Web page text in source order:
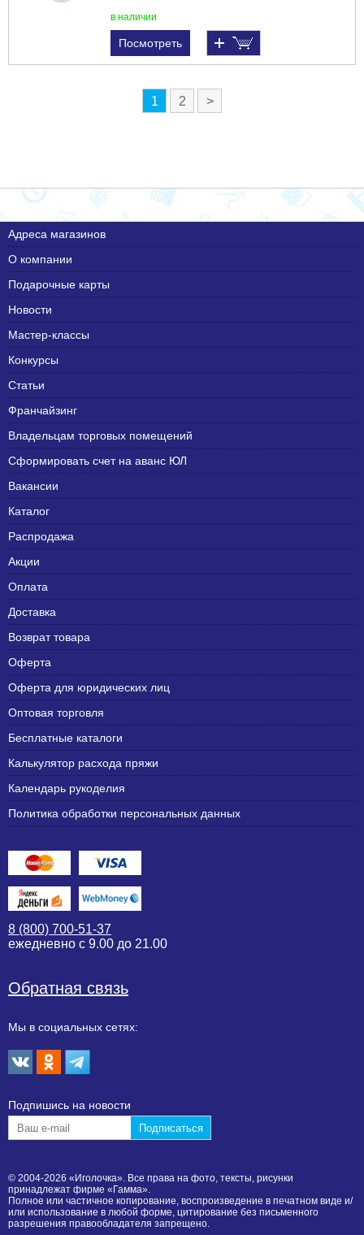
в наличии
Посмотреть
1 2 >
Адреса магазинов
О компании
Подарочные карты
Новости
Мастер-классы
Конкурсы
Статьи
Франчайзинг
Владельцам торговых помещений
Сформировать счет на аванс ЮЛ
Вакансии
Каталог
Распродажа
Акции
Оплата
Доставка
Возврат товара
Оферта
Оферта для юридических лиц
Оптовая торговля
Бесплатные каталоги
Калькулятор расхода пряжи
Календарь рукоделия
Политика обработки персональных данных
8 (800) 700-51-37
ежедневно с 9.00 до 21.00
Обратная связь
Мы в социальных сетях:
Подпишиcь на новости
© 2004-2026 «Иголочка». Все права на фото, тексты, рисунки
принадлежат фирме «Гамма».
Полное или частичное копирование, воспроизведение в печатном виде и/
или использование в любой форме, цитирование без письменного
разрешения правообладателя запрещено.